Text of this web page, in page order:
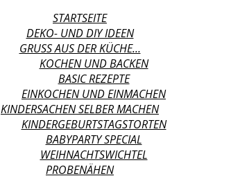
STARTSEITE
DEKO- UND DIY IDEEN
GRUSS AUS DER KÜCHE…
KOCHEN UND BACKEN
BASIC REZEPTE
EINKOCHEN UND EINMACHEN
KINDERSACHEN SELBER MACHEN
KINDERGEBURTSTAGSTORTEN
BABYPARTY SPECIAL
WEIHNACHTSWICHTEL
PROBENÄHEN